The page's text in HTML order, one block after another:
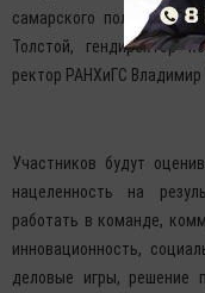
самарского полуфинала
Толстой, гендиректор
ректор РАНХиГС Владимир
Участников будут
нацеленность на
работать в команде,
инновационность,
деловые игры, решение